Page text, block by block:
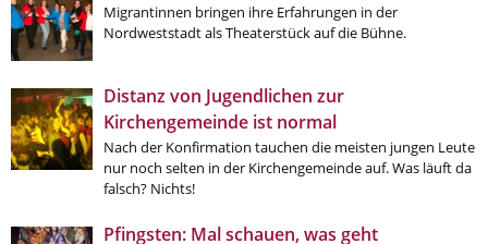
Informationen
Aus (nicht nur) Frankfurter Blogs
Videos
Beratung & Info
Impressum
Migrantinnen bringen ihre Erfahrungen in der
Nordweststadt als Theaterstück auf die Bühne.
Distanz von Jugendlichen zur
Kirchengemeinde ist normal
Nach der Konfirmation tauchen die meisten jungen Leute
nur noch selten in der Kirchengemeinde auf. Was läuft da
falsch? Nichts!
Pfingsten: Mal schauen, was geht